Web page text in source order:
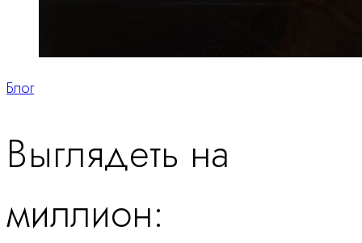
Блог
Выглядеть на
миллион: